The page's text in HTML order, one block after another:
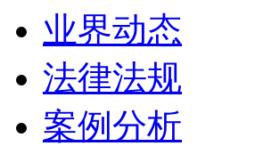
业界动态
法律法规
案例分析